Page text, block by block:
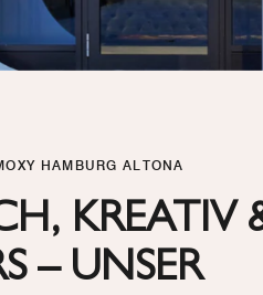
HAMBURG ALTONA
KREATIV
– UNSER